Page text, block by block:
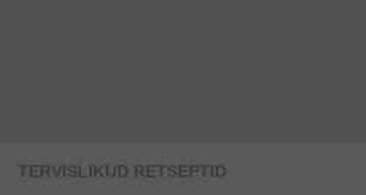
TERVISLIKUD RETSEPTID